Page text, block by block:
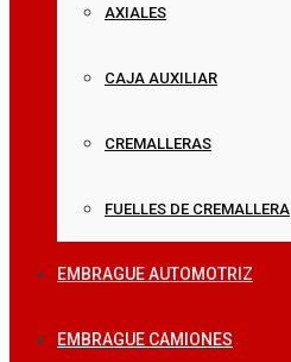
AXIALES
CAJA AUXILIAR
CREMALLERAS
FUELLES DE CREMALLERA
EMBRAGUE AUTOMOTRIZ
EMBRAGUE CAMIONES